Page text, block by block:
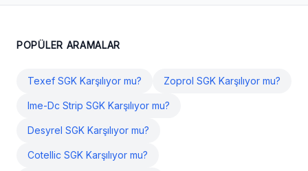
POPÜLER ARAMALAR
Texef SGK Karşılıyor mu? Zoprol SGK Karşılıyor mu?
Ime-Dc Strip SGK Karşılıyor mu?
Desyrel SGK Karşılıyor mu?
Cotellic SGK Karşılıyor mu?